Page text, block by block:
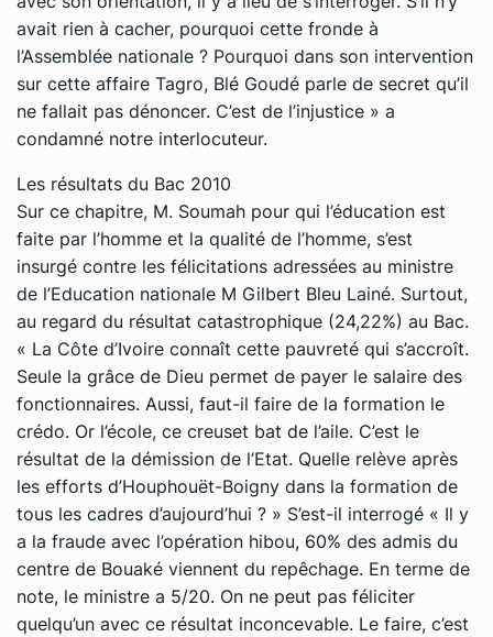
avait rien à cacher, pourquoi cette fronde à
l’Assemblée nationale ? Pourquoi dans son intervention
sur cette affaire Tagro, Blé Goudé parle de secret qu’il
ne fallait pas dénoncer. C’est de l’injustice » a
condamné notre interlocuteur.
Les résultats du Bac 2010
Sur ce chapitre, M. Soumah pour qui l’éducation est
faite par l’homme et la qualité de l’homme, s’est
insurgé contre les félicitations adressées au ministre
de l’Education nationale M Gilbert Bleu Lainé. Surtout,
au regard du résultat catastrophique (24,22%) au Bac.
« La Côte d’Ivoire connaît cette pauvreté qui s’accroît.
Seule la grâce de Dieu permet de payer le salaire des
fonctionnaires. Aussi, faut-il faire de la formation le
crédo. Or l’école, ce creuset bat de l’aile. C’est le
résultat de la démission de l’Etat. Quelle relève après
les efforts d’Houphouët-Boigny dans la formation de
tous les cadres d’aujourd’hui ? » S’est-il interrogé « Il y
a la fraude avec l’opération hibou, 60% des admis du
centre de Bouaké viennent du repêchage. En terme de
note, le ministre a 5/20. On ne peut pas féliciter
quelqu’un avec ce résultat inconcevable. Le faire, c’est